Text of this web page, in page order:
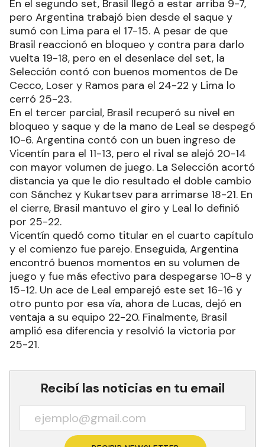
Wallace.
En el segundo set, Brasil llegó a estar arriba 9-7,
pero Argentina trabajó bien desde el saque y
sumó con Lima para el 17-15. A pesar de que
Brasil reaccionó en bloqueo y contra para darlo
vuelta 19-18, pero en el desenlace del set, la
Selección contó con buenos momentos de De
Cecco, Loser y Ramos para el 24-22 y Lima lo
cerró 25-23.
En el tercer parcial, Brasil recuperó su nivel en
bloqueo y saque y de la mano de Leal se despegó
10-6. Argentina contó con un buen ingreso de
Vicentín para el 11-13, pero el rival se alejó 20-14
con mayor volumen de juego. La Selección acortó
distancia ya que le dio resultado el doble cambio
con Sánchez y Kukartsev para arrimarse 18-21. En
el cierre, Brasil mantuvo el giro y Leal lo definió
por 25-22.
Vicentín quedó como titular en el cuarto capítulo
y el comienzo fue parejo. Enseguida, Argentina
encontró buenos momentos en su volumen de
juego y fue más efectivo para despegarse 10-8 y
15-12. Un ace de Leal emparejó este set 16-16 y
otro punto por esa vía, ahora de Lucas, dejó en
ventaja a su equipo 22-20. Finalmente, Brasil
25-21.
Recibí las noticias en tu email